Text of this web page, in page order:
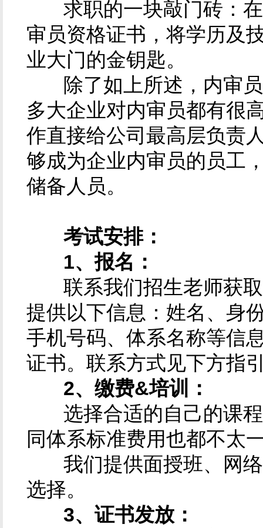
求职的一块敲门砖：在
审员资格证书，将学历及
业大门的金钥匙。
除了如上所述，内审员
多大企业对内审员都有很
作直接给公司最高层负责
够成为企业内审员的员工
储备人员。
考试安排：
1、报名：
联系我们招生老师获取
提供以下信息：姓名、身
手机号码、体系名称等信
证书。联系方式见下方指
2、缴费&培训：
选择合适的自己的课程
同体系标准费用也都不太
我们提供面授班、网络
选择。
3、证书发放：